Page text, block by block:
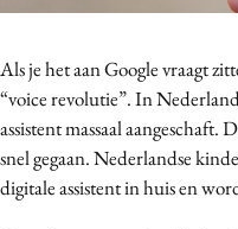
Design
Digital transformation
Diversiteit
Effectiviteit
Gedragsverandering
Als je het aan Google vraagt
“voice revolutie”. In
assistent massaal aangeschaft.
snel gegaan. Nederlandse
digitale assistent in huis en